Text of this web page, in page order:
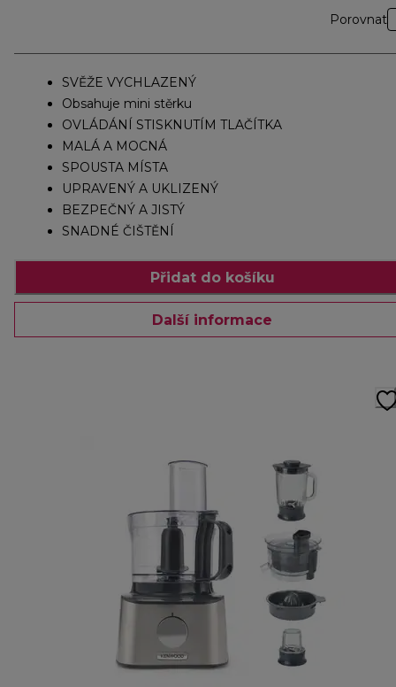
Porovnat
SVĚŽE VYCHLAZENÝ
Obsahuje mini stěrku
OVLÁDÁNÍ STISKNUTÍM TLAČÍTKA
MALÁ A MOCNÁ
SPOUSTA MÍSTA
UPRAVENÝ A UKLIZENÝ
BEZPEČNÝ A JISTÝ
SNADNÉ ČIŠTĚNÍ
Přidat do košíku
Další informace